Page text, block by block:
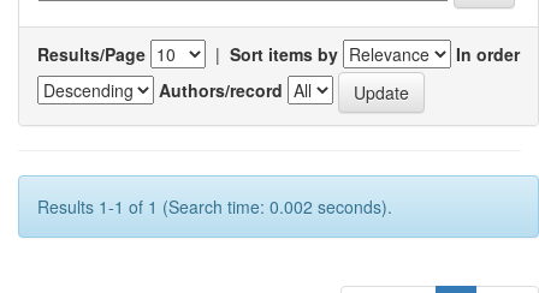
Results/Page | Sort items by
In order
Authors/record
Results 1-1 of 1 (Search time: 0.002 seconds).